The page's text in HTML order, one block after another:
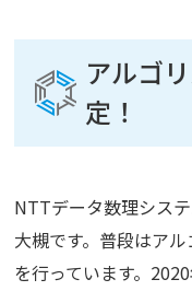
アルゴ
定！
NTTデータ数理シス
大槻です。普段はア
を行っています。